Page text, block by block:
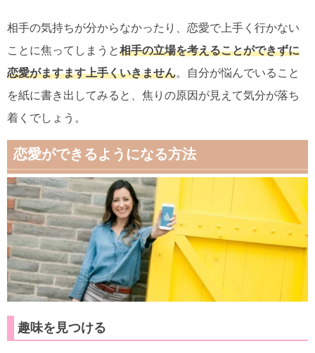
相手の気持ちが分からなかったり、恋愛で上手く行かない
ことに焦ってしまうと相手の立場を考えることができずに
恋愛がますます上手くいきません。自分が悩んでいること
を紙に書き出してみると、焦りの原因が見えて気分が落ち
着くでしょう。
恋愛ができるようになる方法
趣味を見つける